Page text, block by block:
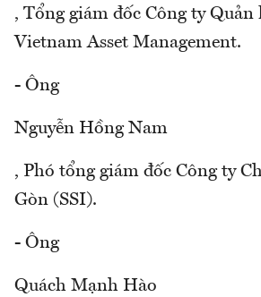
, Tổng giám đốc Công ty Quản
Vietnam Asset Management.
- Ông
Nguyễn Hồng Nam
, Phó tổng giám đốc Công ty
Gòn (SSI).
- Ông
Quách Mạnh Hào